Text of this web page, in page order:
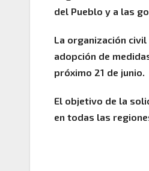
del Pueblo y a las
La organización
adopción de
próximo 21 de junio.
El objetivo de la
en todas las